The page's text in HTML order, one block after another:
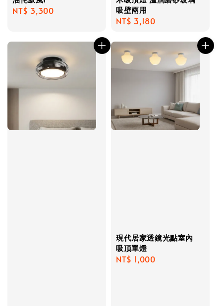
Regular
NT$ 3,300
吸壁兩用
Regular
NT$ 3,180
現代居家透鏡光點室內
吸頂單燈
Regular
NT$ 1,000